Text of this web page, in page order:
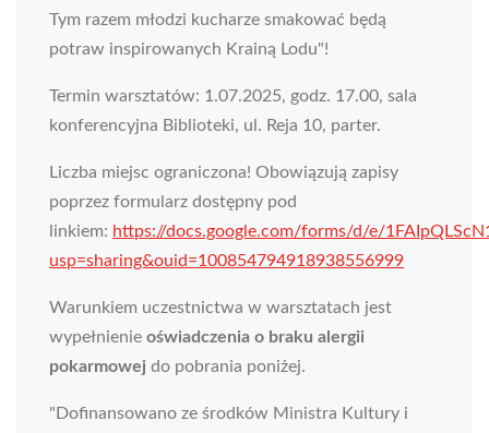
Tym razem młodzi kucharze smakować będą
potraw inspirowanych Krainą Lodu"!
Termin warsztatów: 1.07.2025, godz. 17.00, sala
konferencyjna Biblioteki, ul. Reja 10, parter.
Liczba miejsc ograniczona! Obowiązują zapisy
poprzez formularz dostępny pod
linkiem: https://docs.google.com/forms/d/e/
usp=sharing&ouid=100854794918938556999
Warunkiem uczestnictwa w warsztatach jest
wypełnienie oświadczenia o braku alergii
pokarmowej do pobrania poniżej.
"Dofinansowano ze środków Ministra Kultury i